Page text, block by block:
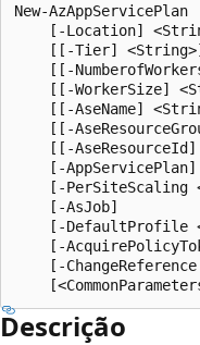
New-AzAppServicePlan
[-Location]
[[-Tier]
[[-
[[-WorkerSize]
[[-AseName]
[[-
[[-AseResourceId]
[-
[-PerSiteScaling
    [-AsJob]
[-DefaultProfile
[-
[-ChangeReference
Descrição